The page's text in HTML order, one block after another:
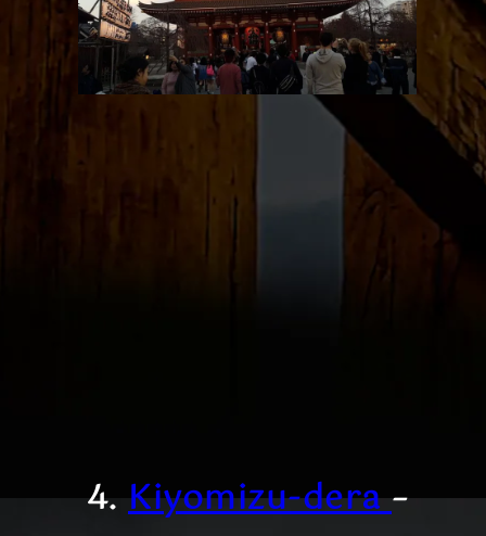
4. Kiyomizu-dera–